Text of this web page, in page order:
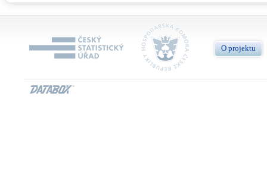
O projektu